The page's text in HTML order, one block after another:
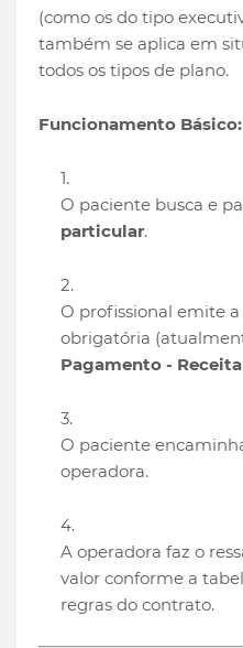
(como os do tipo
também se aplica em
todos os tipos de plano.
Funcionamento Básico:
O paciente busca e
particular.
O profissional emite
obrigatória
Pagamento -
O paciente
operadora.
A operadora faz o
valor conforme a
regras do contrato.